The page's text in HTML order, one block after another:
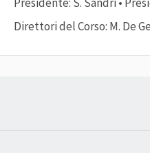
Presidente: S. Sandri •
Direttori del Corso: M. De